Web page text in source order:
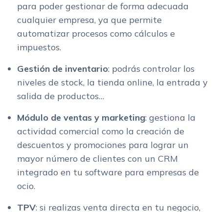
para poder gestionar de forma adecuada
cualquier empresa, ya que permite
automatizar procesos como cálculos e
impuestos.
Gestión de inventario: podrás controlar los
niveles de stock, la tienda online, la entrada y
salida de productos…
Módulo de ventas y marketing: gestiona la
actividad comercial como la creación de
descuentos y promociones para lograr un
mayor número de clientes con un CRM
integrado en tu software para empresas de
ocio.
TPV: si realizas venta directa en tu negocio,